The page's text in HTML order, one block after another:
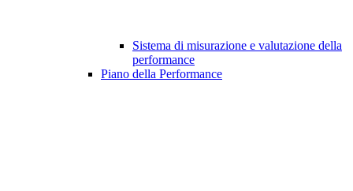
Sistema di misurazione e valutazione della
performance
Piano della Performance